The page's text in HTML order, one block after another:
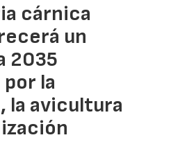
cárnica
un
2035
la
la avicultura